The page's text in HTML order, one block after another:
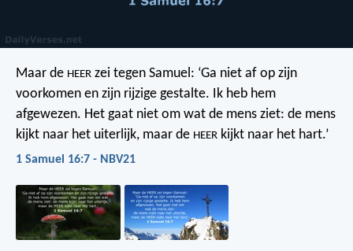
Maar de HEER zei tegen Samuel: ‘Ga niet af op zijn
voorkomen en zijn rijzige gestalte. Ik heb hem
afgewezen. Het gaat niet om wat de mens ziet: de mens
kijkt naar het uiterlijk, maar de HEER kijkt naar het hart.’
1 Samuel 16:7 - NBV21